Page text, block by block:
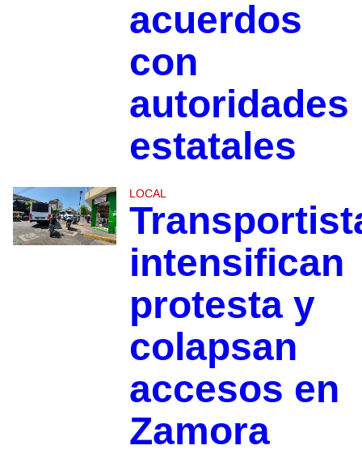
acuerdos
con
autoridades
estatales
LOCAL
intensifican
protesta y
colapsan
accesos en
Zamora